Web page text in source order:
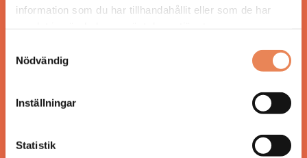
information som du har tillhandahållit eller som de har
Nödvändig
Inställningar
Statistik
Allt material på besoksliv.se är skyddat enligt